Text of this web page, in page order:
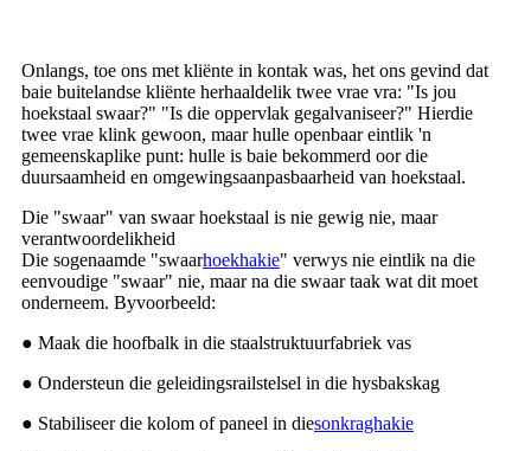
Onlangs, toe ons met kliënte in kontak was, het ons gevind dat
baie buitelandse kliënte herhaaldelik twee vrae vra: "Is jou
hoekstaal swaar?" "Is die oppervlak gegalvaniseer?" Hierdie
twee vrae klink gewoon, maar hulle openbaar eintlik 'n
gemeenskaplike punt: hulle is baie bekommerd oor die
duursaamheid en omgewingsaanpasbaarheid van hoekstaal.
Die "swaar" van swaar hoekstaal is nie gewig nie, maar
verantwoordelikheid
Die sogenaamde "swaarhoekhakie" verwys nie eintlik na die
eenvoudige "swaar" nie, maar na die swaar taak wat dit moet
onderneem. Byvoorbeeld:
● Maak die hoofbalk in die staalstruktuurfabriek vas
● Ondersteun die geleidingsrailstelsel in die hysbakskag
● Stabiliseer die kolom of paneel in diesonkraghakie